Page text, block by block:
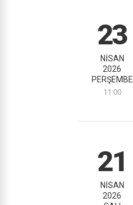
23
NISAN
2026
PERŞEMBE
11:00
21
NISAN
2026